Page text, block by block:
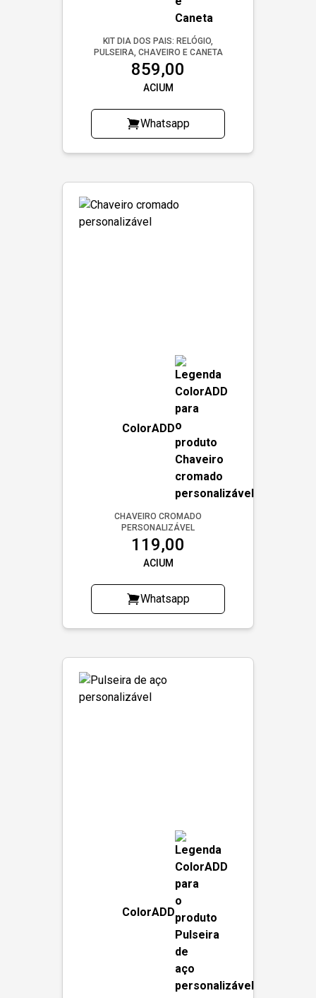
KIT DIA DOS PAIS: RELÓGIO,
PULSEIRA, CHAVEIRO E CANETA
859,00
ACIUM
Whatsapp
ColorADD
CHAVEIRO CROMADO
PERSONALIZÁVEL
119,00
ACIUM
Whatsapp
ColorADD